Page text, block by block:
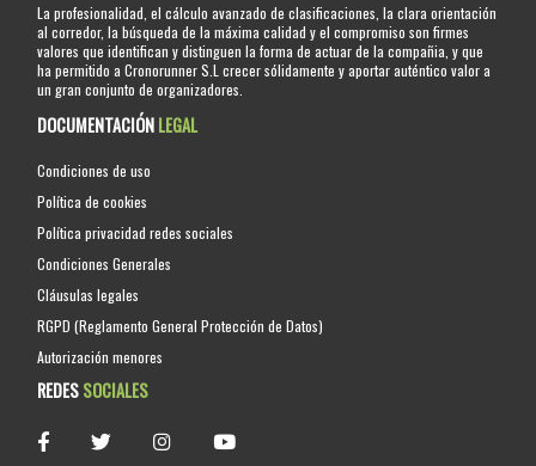
La profesionalidad, el cálculo avanzado de clasificaciones, la clara orientación
al corredor, la búsqueda de la máxima calidad y el compromiso son firmes
valores que identifican y distinguen la forma de actuar de la compañia, y que
ha permitido a Cronorunner S.L crecer sólidamente y aportar auténtico valor a
un gran conjunto de organizadores.
DOCUMENTACIÓNLEGAL
Condiciones de uso
Política de cookies
Política privacidad redes sociales
Condiciones Generales
Cláusulas legales
RGPD (Reglamento General Protección de Datos)
Autorización menores
REDESSOCIALES